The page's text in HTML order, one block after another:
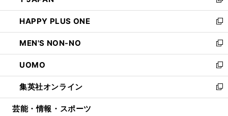
開
く
ウ
で
開
く
ン
ド
ウ
で
開
く
ウ
ィ
ン
ド
ウ
で
開
く
し
い
ウ
ィ
ン
ド
ウ
で
開
HAPPY PLUS ONE
新
し
い
ウ
ィ
ン
ド
ウ
MEN'S NON-NO
新
し
い
ウ
ィ
ン
UOMO
新
し
い
ウ
集英社オンライン
新
し
芸能・情報・スポーツ